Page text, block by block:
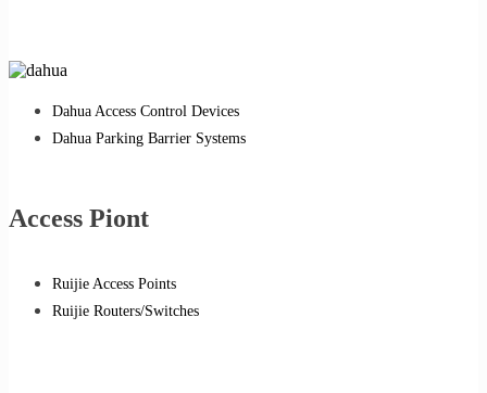
Dahua Access Control Devices
Dahua Parking Barrier Systems
Access Piont
Ruijie Access Points
Ruijie Routers/Switches